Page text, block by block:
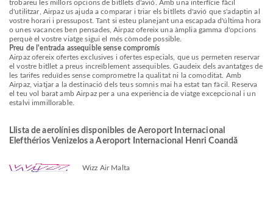
trobareu les millors opcions de bitllets d'avió. Amb una interfície fàcil
d'utilitzar, Airpaz us ajuda a comparar i triar els bitllets d'avió que s'adaptin al
vostre horari i pressupost. Tant si esteu planejant una escapada d'última hora
o unes vacances ben pensades, Airpaz ofereix una àmplia gamma d'opcions
perquè el vostre viatge sigui el més còmode possible.
Preu de l'entrada assequible sense compromís
Airpaz ofereix ofertes exclusives i ofertes especials, que us permeten reservar
el vostre bitllet a preus increïblement assequibles. Gaudeix dels avantatges de
les tarifes reduïdes sense comprometre la qualitat ni la comoditat. Amb
Airpaz, viatjar a la destinació dels teus somnis mai ha estat tan fàcil. Reserva
el teu vol barat amb Airpaz per a una experiència de viatge excepcional i un
estalvi immillorable.
Llista de aerolínies disponibles de Aeroport Internacional
Elefthérios Venizelos a Aeroport Internacional Henri Coandă
Wizz Air Malta